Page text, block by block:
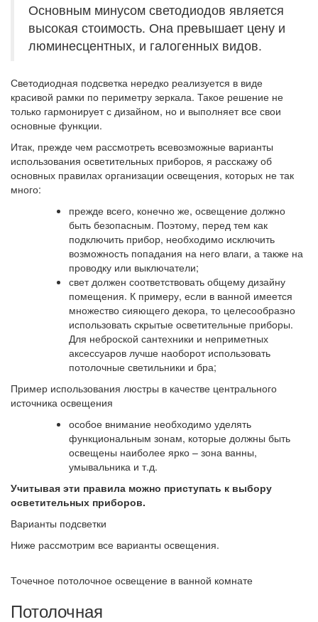
Основным минусом светодиодов является
высокая стоимость. Она превышает цену и
люминесцентных, и галогенных видов.
Светодиодная подсветка нередко реализуется в виде
красивой рамки по периметру зеркала. Такое решение не
только гармонирует с дизайном, но и выполняет все свои
основные функции.
Итак, прежде чем рассмотреть всевозможные варианты
использования осветительных приборов, я расскажу об
основных правилах организации освещения, которых не так
много:
прежде всего, конечно же, освещение должно
быть безопасным. Поэтому, перед тем как
подключить прибор, необходимо исключить
возможность попадания на него влаги, а также на
проводку или выключатели;
свет должен соответствовать общему дизайну
помещения. К примеру, если в ванной имеется
множество сияющего декора, то целесообразно
использовать скрытые осветительные приборы.
Для неброской сантехники и неприметных
аксессуаров лучше наоборот использовать
потолочные светильники и бра;
Пример использования люстры в качестве центрального
источника освещения
особое внимание необходимо уделять
функциональным зонам, которые должны быть
освещены наиболее ярко – зона ванны,
умывальника и т.д.
Учитывая эти правила можно приступать к выбору
осветительных приборов.
Варианты подсветки
Ниже рассмотрим все варианты освещения.
Точечное потолочное освещение в ванной комнате
Потолочная